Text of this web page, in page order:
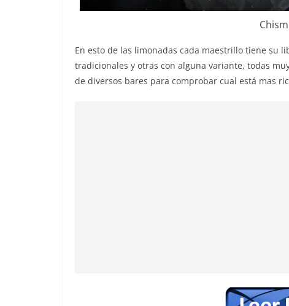
En esto de las limonadas cada maestrillo tiene su
tradicionales y otras con alguna variante, todas
de diversos bares para comprobar cual está mas